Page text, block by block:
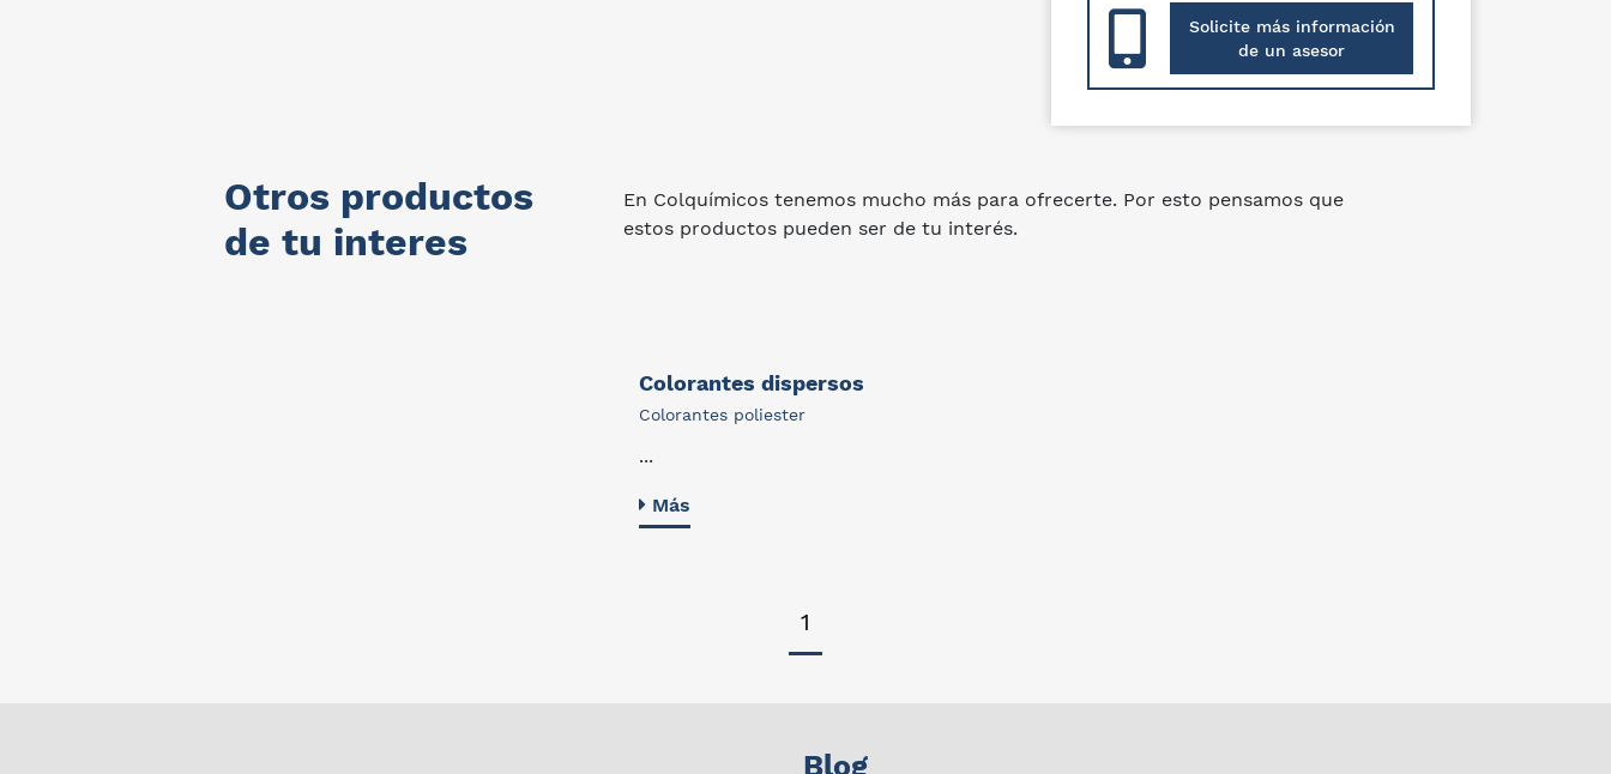
Solicite más información
de un asesor
Otros productos
de tu interes
En Colquímicos tenemos mucho más para ofrecerte. Por esto pensamos que
estos productos pueden ser de tu interés.
Colorantes dispersos
Colorantes poliester
...
Más
1
Blog